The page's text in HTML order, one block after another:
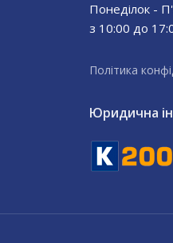
Понеділок -
з 10:00 до
Політика
Юридична